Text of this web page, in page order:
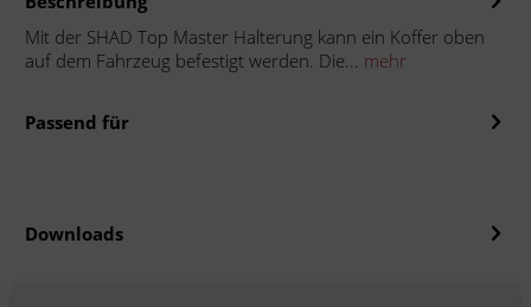
Mit der SHAD Top Master Halterung kann ein Koffer oben
auf dem Fahrzeug befestigt werden. Die... mehr
Passend für
Downloads